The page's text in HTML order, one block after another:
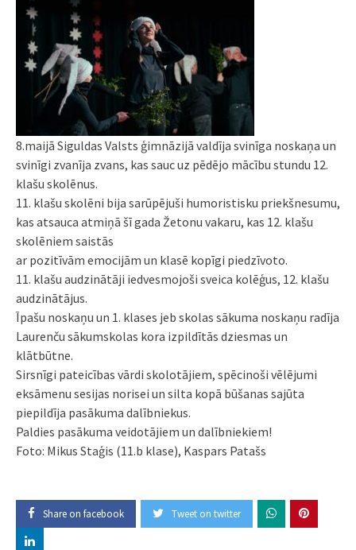
8.maijā Siguldas Valsts ģimnāzijā valdīja svinīga noskaņa un
svinīgi zvanīja zvans, kas sauc uz pēdējo mācību stundu 12.
klašu skolēnus.
11. klašu skolēni bija sarūpējuši humoristisku priekšnesumu,
kas atsauca atmiņā šī gada Žetonu vakaru, kas 12. klašu
skolēniem saistās
ar pozitīvām emocijām un klasē kopīgi piedzīvoto.
11. klašu audzinātāji iedvesmojoši sveica kolēģus, 12. klašu
audzinātājus.
Īpašu noskaņu un 1. klases jeb skolas sākuma noskaņu radīja
Laurenču sākumskolas kora izpildītās dziesmas un
klātbūtne.
Sirsnīgi pateicības vārdi skolotājiem, spēcinoši vēlējumi
eksāmenu sesijas norisei un silta kopā būšanas sajūta
piepildīja pasākuma dalībniekus.
Paldies pasākuma veidotājiem un dalībniekiem!
Foto: Mikus Staģis (11.b klase), Kaspars Patašs
Share on facebook Tweet on twitter